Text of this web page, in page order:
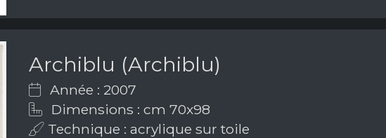
Archiblu (Archiblu)
Année : 2007
Dimensions : cm 70x98
Technique : acrylique sur toile